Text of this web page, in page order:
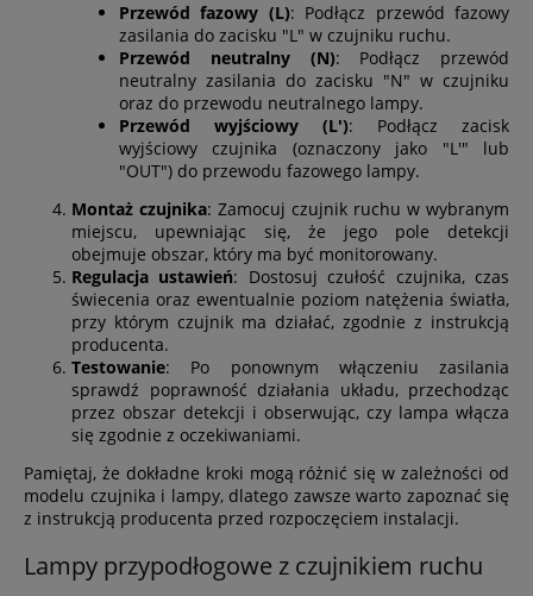
Przewód fazowy (L): Podłącz przewód fazowy
zasilania do zacisku "L" w czujniku ruchu.
Przewód neutralny (N): Podłącz przewód
neutralny zasilania do zacisku "N" w czujniku
oraz do przewodu neutralnego lampy.
Przewód wyjściowy (L'): Podłącz zacisk
wyjściowy czujnika (oznaczony jako "L'" lub
"OUT") do przewodu fazowego lampy.
Montaż czujnika: Zamocuj czujnik ruchu w wybranym
miejscu, upewniając się, że jego pole detekcji
obejmuje obszar, który ma być monitorowany.
Regulacja ustawień: Dostosuj czułość czujnika, czas
świecenia oraz ewentualnie poziom natężenia światła,
przy którym czujnik ma działać, zgodnie z instrukcją
producenta.
Testowanie: Po ponownym włączeniu zasilania
sprawdź poprawność działania układu, przechodząc
przez obszar detekcji i obserwując, czy lampa włącza
się zgodnie z oczekiwaniami.
Pamiętaj, że dokładne kroki mogą różnić się w zależności od
modelu czujnika i lampy, dlatego zawsze warto zapoznać się
z instrukcją producenta przed rozpoczęciem instalacji.
Lampy przypodłogowe z czujnikiem ruchu